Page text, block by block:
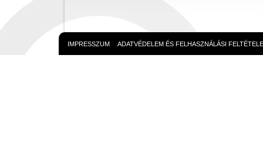
IMPRESSZUM ADATVÉDELEM ÉS FELHASZNÁLÁSI